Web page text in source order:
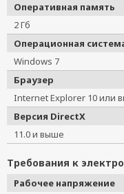
Оперативная память
2 Гб
Операционная
Windows 7
Браузер
Internet Explorer 10 или
Версия DirectX
11.0 и выше
Требования к
Рабочее напряжение